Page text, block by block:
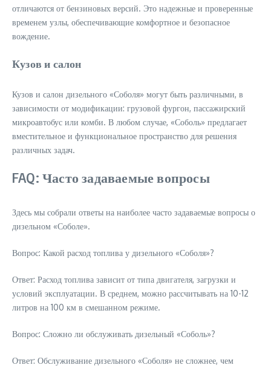
отличаются от бензиновых версий. Это надежные и проверенные
временем узлы, обеспечивающие комфортное и безопасное
вождение.
Кузов и салон
Кузов и салон дизельного «Соболя» могут быть различными, в
зависимости от модификации: грузовой фургон, пассажирский
микроавтобус или комби. В любом случае, «Соболь» предлагает
вместительное и функциональное пространство для решения
различных задач.
FAQ: Часто задаваемые вопросы
Здесь мы собрали ответы на наиболее часто задаваемые вопросы о
дизельном «Соболе».
Вопрос: Какой расход топлива у дизельного «Соболя»?
Ответ: Расход топлива зависит от типа двигателя, загрузки и
условий эксплуатации. В среднем, можно рассчитывать на 10-12
литров на 100 км в смешанном режиме.
Вопрос: Сложно ли обслуживать дизельный «Соболь»?
Ответ: Обслуживание дизельного «Соболя» не сложнее, чем